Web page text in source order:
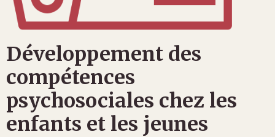
Développement des
compétences
psychosociales chez les
enfants et les jeunes